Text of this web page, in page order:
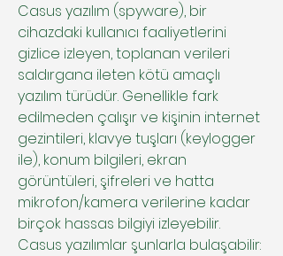
Casus yazılım (spyware), bir
cihazdaki kullanıcı faaliyetlerini
gizlice izleyen, toplanan verileri
saldırgana ileten kötü amaçlı
yazılım türüdür. Genellikle fark
edilmeden çalışır ve kişinin internet
gezintileri, klavye tuşları (keylogger
ile), konum bilgileri, ekran
görüntüleri, şifreleri ve hatta
mikrofon/kamera verilerine kadar
birçok hassas bilgiyi izleyebilir.
Casus yazılımlar şunlarla bulaşabilir: